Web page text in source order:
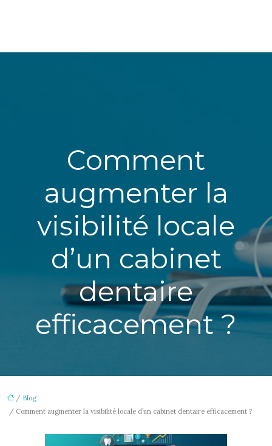
Comment
augmenter la
visibilité locale
d’un cabinet
dentaire
efficacement ?
/ Blog
/ Comment augmenter la visibilité locale d’un cabinet dentaire efficacement ?